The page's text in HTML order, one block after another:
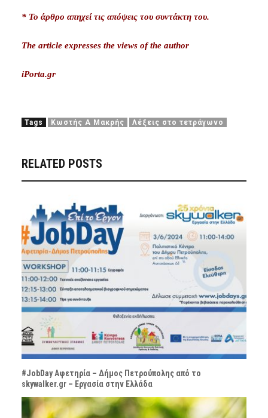
* Το άρθρο απηχεί τις απόψεις του συντάκτη του.
The article expressesthe views of the author
iPorta.gr
Tags Κωστής Α Μακρής Λέξεις στο τετράγωνο
RELATED POSTS
#JobDay Αφετηρία – Δήμος Πετρούπολης από το
skywalker.gr – Εργασία στην Ελλάδα